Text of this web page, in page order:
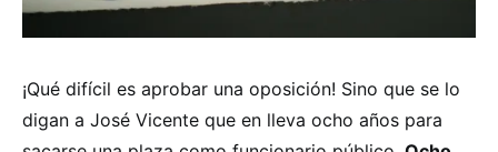
¡Qué difícil es aprobar una oposición! Sino que se lo
digan a José Vicente que en lleva ocho años para